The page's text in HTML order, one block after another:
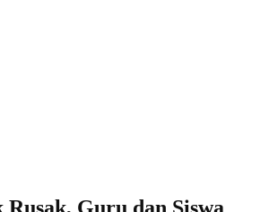
Rusak, Guru dan Siswa